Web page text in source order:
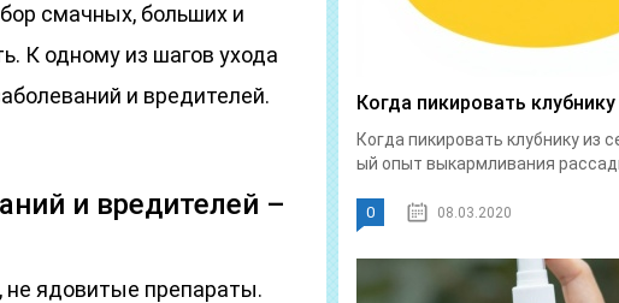
смачных, больших и
К одному из шагов ухода
и вредителей.
и вредителей –
не ядовитые препараты.
Когда пикировать
Когда пикировать клубнику из
ый опыт выкармливания
0 08.03.2020